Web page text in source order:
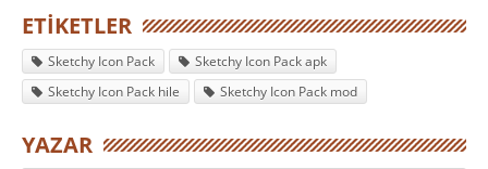
ETIKETLER
Sketchy Icon Pack
Sketchy Icon Pack apk
Sketchy Icon Pack hile
Sketchy Icon Pack mod
YAZAR